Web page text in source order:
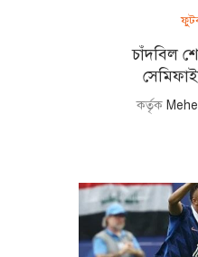
চাঁদবিল
কর্তৃক